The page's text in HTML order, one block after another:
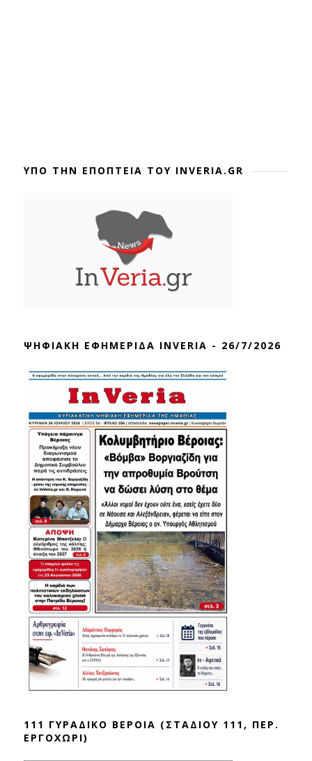
ΥΠΟ ΤΗΝ ΕΠΟΠΤΕΙΑ ΤΟΥ INVERIA.GR
ΨΗΦΙΑΚΗ ΕΦΗΜΕΡΙΔΑ INVERIA - 26/7/2026
111 ΓΥΡΑΔΙΚΟ ΒΕΡΟΙΑ (ΣΤΑΔΙΟΥ 111, ΠΕΡ.
ΕΡΓΟΧΩΡΙ)